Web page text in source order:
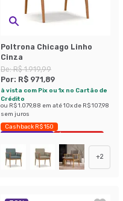
Poltrona Chicago Linho
Cinza
De:R$ 1.919,99
Por: R$ 971,89
à vista com Pix ou 1x no Cartão de
Crédito
ou R$ 1.079,88 em até10x de R$ 107,98
sem juros
Cashback R$ 150
Exclusivo Mobly
Últimas peças
+2